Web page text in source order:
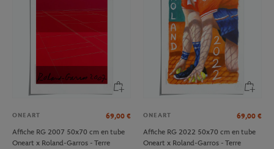
ONEART 69,00 €
Affiche RG 2007 50x70 cm en tube
Oneart x Roland-Garros - Terre
ONEART 69,00 €
Affiche RG 2022 50x70 cm en tube
Oneart x Roland-Garros - Terre